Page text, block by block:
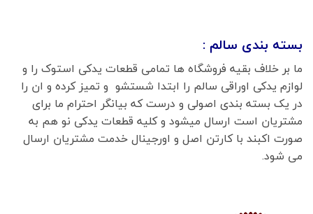
بسته بندی سالم :
ما بر خلاف بقیه فروشگاه ها تمامی قطعات یدکی استوک را و
لوازم یدکی اوراقی سالم را ابتدا شستشو و تمیز کرده و ان را
در یک بسته بندی اصولی و درست که بیانگر احترام ما برای
مشتریان است ارسال میشود و کلیه قطعات یدکی نو هم به
صورت اکبند با کارتن اصل و اورجینال خدمت مشتریان ارسال
می شود.